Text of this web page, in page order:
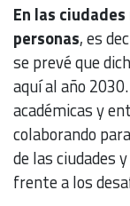
En las
personas, es
se prevé que
aquí al año
académicas y
colaborando
de las ciudades
frente a los